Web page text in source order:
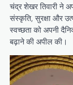
चंद्र शेखर तिवारी ने
संस्कृति, सुरक्षा और
स्वच्छता को अपनी
बढ़ाने की अपील की।